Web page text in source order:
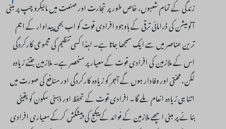
زندگی کے تمام شعبوں، خاص طور پر تجارت اور صنعت میں مائیکرو چپ پر مبنی
آٹومیشن کی ڈرامائی ترقی کے باوجود افرادی قوت کو اب بھی پیداوار کے اہم
ترین عناصر میں سے ایک سمجھا جاتا ہے۔ لہذا کسی تنظیم کی مجموعی کارکردگی
اس کے ملازمین کی افرادی قوت کے معیار پر منحصر ہے۔ ملازمین جتنے زیادہ
لگن، محنتی اور وفادار ہوں گے آجر کو زیادہ کارکردگی اور منافع کی صورت میں
اتنا ہی زیادہ انعام ملے گا۔ افرادی قوت کے تحفظ اور ذہنی سکون کو یقینی
بنانے پر مبنی اچھے ملازمین کے فوائد کے پیکج کی پیشکش کرکے معیاری افرادی